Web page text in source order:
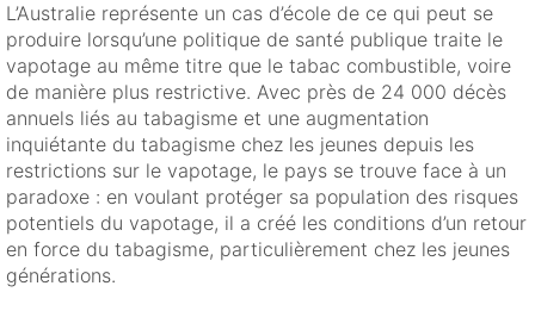
L’Australie représente un cas d’école de ce qui peut se
produire lorsqu’une politique de santé publique traite le
vapotage au même titre que le tabac combustible, voire
de manière plus restrictive. Avec près de 24 000 décès
annuels liés au tabagisme et une augmentation
inquiétante du tabagisme chez les jeunes depuis les
restrictions sur le vapotage, le pays se trouve face à un
paradoxe : en voulant protéger sa population des risques
potentiels du vapotage, il a créé les conditions d’un retour
en force du tabagisme, particulièrement chez les jeunes
générations.